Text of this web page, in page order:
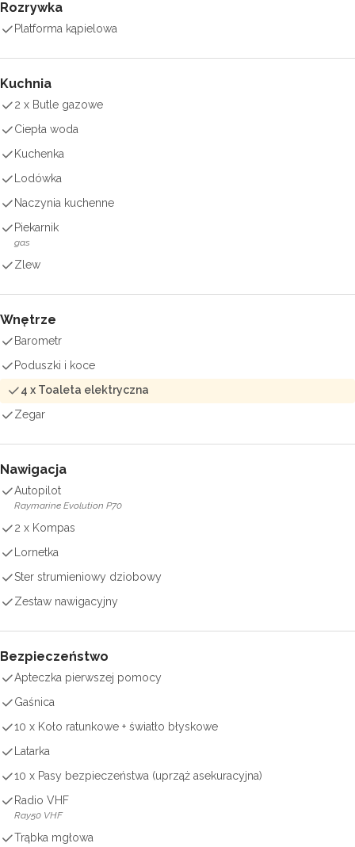
Rozrywka
Platforma kąpielowa
Kuchnia
2 x Butle gazowe
Ciepła woda
Kuchenka
Lodówka
Naczynia kuchenne
Piekarnik
gas
Zlew
Wnętrze
Barometr
Poduszki i koce
4 x Toaleta elektryczna
Zegar
Nawigacja
Autopilot
Raymarine Evolution P70
2 x Kompas
Lornetka
Ster strumieniowy dziobowy
Zestaw nawigacyjny
Bezpieczeństwo
Apteczka pierwszej pomocy
Gaśnica
10 x Koło ratunkowe + światło błyskowe
Latarka
10 x Pasy bezpieczeństwa (uprząż asekuracyjna)
Radio VHF
Ray50 VHF
Trąbka mgłowa